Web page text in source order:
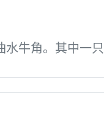
牛角。其中一